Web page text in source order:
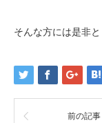
そんな方には是非
前の記事